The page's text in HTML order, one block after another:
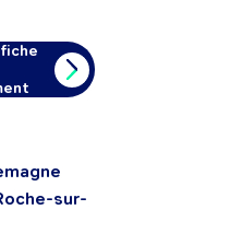
sur-